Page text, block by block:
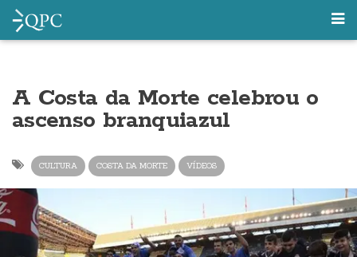
A Costa da Morte celebrou o
ascenso branquiazul
CULTURA COSTA DA MORTE VÍDEOS